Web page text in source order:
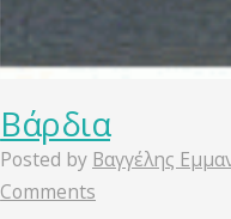
Βάρδια
Posted by Βαγγέλης
Comments